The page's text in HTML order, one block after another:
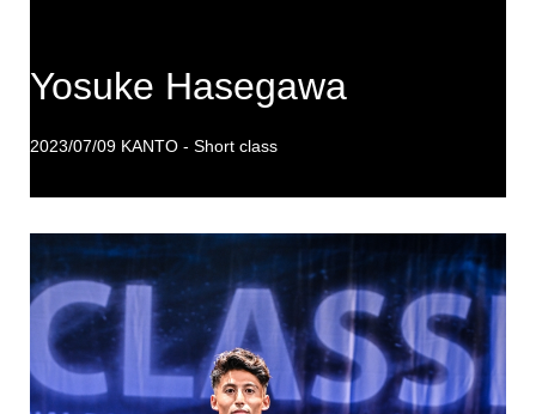
Yosuke Hasegawa
2023/07/09 KANTO - Short class